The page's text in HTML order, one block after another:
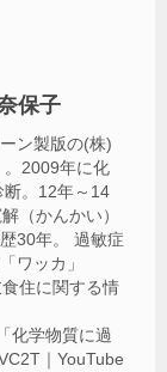
保子
ン製版の(株)
。2009年に化
断。12年～14
（かんかい）
30年。 過敏症
ワッカ」
住に関する情
化学物質に過
｜YouTube